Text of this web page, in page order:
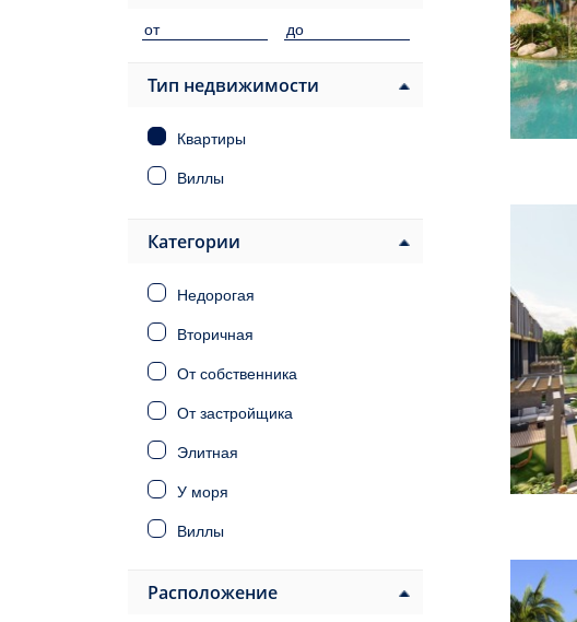
Тип недвижимости
Квартиры
Виллы
Категории
Недорогая
Вторичная
От собственника
От застройщика
Элитная
У моря
Виллы
Расположение